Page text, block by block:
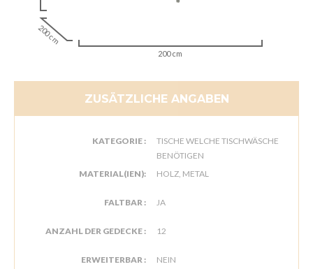
200 cm
200 cm
ZUSÄTZLICHE ANGABEN
KATEGORIE :
TISCHE WELCHE TISCHWÄSCHE
BENÖTIGEN
MATERIAL(IEN):
HOLZ, METAL
FALTBAR : JA
ANZAHL DER GEDECKE : 12
ERWEITERBAR : NEIN